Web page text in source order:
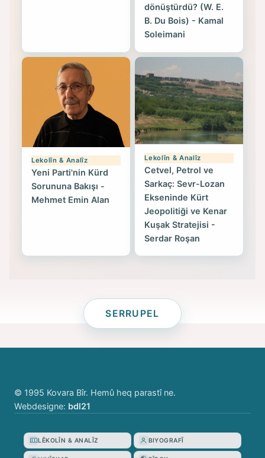
dönüştürdü? (W. E.
B. Du Bois) - Kamal
Soleimani
Lekolîn & Analîz
Yeni Parti'nin Kürd
Sorununa Bakışı -
Mehmet Emin Alan
Lekolîn & Analîz
Cetvel, Petrol ve
Sarkaç: Sevr-Lozan
Ekseninde Kürt
Jeopolitiği ve Kenar
Kuşak Stratejisi -
Serdar Roşan
SERRUPEL
© 1995 Kovara Bîr. Hemû heq parastî ne.
Webdesigne: bdl21
LÊKOLÎN & ANALÎZ BIYOGRAFÎ